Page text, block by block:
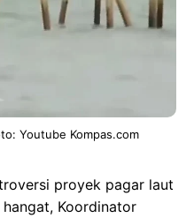
Youtube Kompas.com
proyek pagar laut
Koordinator